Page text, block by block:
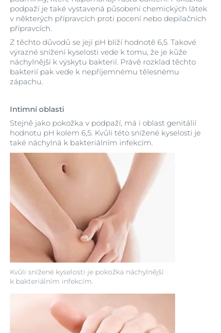
Kvůli snížené kyselosti je pokožka náchylnější
k bakteriálním infekcím.
podpaží je také vystavená působení chemických látek
v některých přípravcích proti pocení nebo depilačních
přípravcích.
Z těchto důvodů se její pH blíží hodnotě 6,5. Takové
výrazné snížení kyselosti vede k tomu, že je kůže
náchylnější k výskytu bakterií. Právě rozklad těchto
bakterií pak vede k nepříjemnému tělesnému
zápachu.
Intimní oblasti
Stejně jako pokožka v podpaží, má i oblast genitálií
hodnotu pH kolem 6,5. Kvůli této snížené kyselosti je
také náchylná k bakteriálním infekcím.